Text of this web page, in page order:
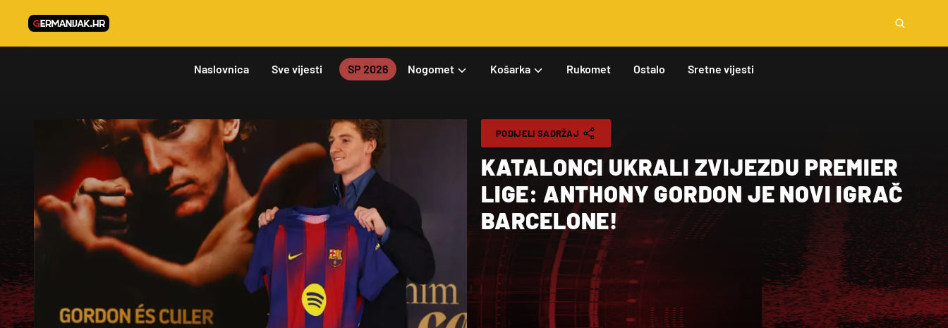
Naslovnica Sve vijesti SP 2026 Nogomet Košarka Rukomet Ostalo Sretne vijesti
PODIJELI SADRŽAJ
KATALONCI UKRALI ZVIJEZDU PREMIER
LIGE: ANTHONY GORDON JE NOVI IGRAČ
BARCELONE!